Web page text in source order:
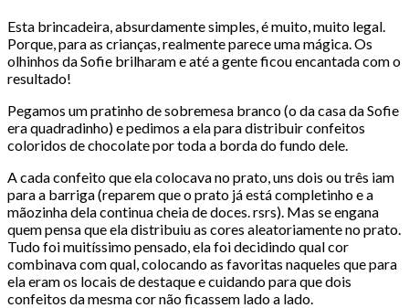
Esta brincadeira, absurdamente simples, é muito, muito legal.
Porque, para as crianças, realmente parece uma mágica. Os
olhinhos da Sofie brilharam e até a gente ficou encantada com o
resultado!
Pegamos um pratinho de sobremesa branco (o da casa da Sofie
era quadradinho) e pedimos a ela para distribuir confeitos
coloridos de chocolate por toda a borda do fundo dele.
A cada confeito que ela colocava no prato, uns dois ou três iam
para a barriga (reparem que o prato já está completinho e a
mãozinha dela continua cheia de doces. rsrs). Mas se engana
quem pensa que ela distribuiu as cores aleatoriamente no prato.
Tudo foi muitíssimo pensado, ela foi decidindo qual cor
combinava com qual, colocando as favoritas naqueles que para
ela eram os locais de destaque e cuidando para que dois
confeitos da mesma cor não ficassem lado a lado.